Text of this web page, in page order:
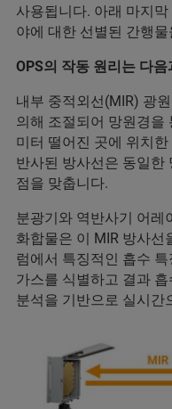
사용됩니다. 아래 마지
야에 대한 선별된 간행
OPS의 작동 원리는 다
내부 중적외선(MIR) 광
의해 조절되어 망원경을
미터 떨어진 곳에 위치
반사된 방사선은 동일한
점을 맞춥니다.
분광기와 역반사기 어레
화합물은 이 MIR 방사선
럼에서 특징적인 흡수
가스를 식별하고 결과
분석을 기반으로 실시간